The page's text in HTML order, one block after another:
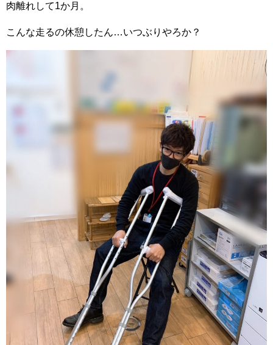
肉離れして1か月。
こんな走るの休憩したん…いつぶりやろか？